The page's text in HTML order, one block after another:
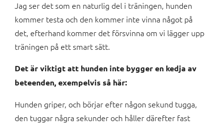
Jag ser det som en naturlig del i träningen, hunden
kommer testa och den kommer inte vinna något på
det, efterhand kommer det försvinna om vi lägger upp
träningen på ett smart sätt.
Det är viktigt att hunden inte bygger en kedja av
beteenden, exempelvis så här:
Hunden griper, och börjar efter någon sekund tugga,
den tuggar några sekunder och håller därefter fast